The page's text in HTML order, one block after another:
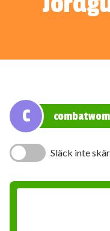
C
Släck inte